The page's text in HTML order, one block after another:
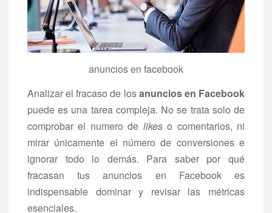
anuncios en facebook
Analizar el fracaso de losanuncios en Facebook
puede es una tarea compleja. No se trata solo de
comprobar el numero de likeso comentarios, ni
mirar únicamente el número de conversiones e
ignorar todo lo demás. Para saber por qué
fracasan tus anuncios en Facebook es
indispensable dominar y revisar las métricas
esenciales.